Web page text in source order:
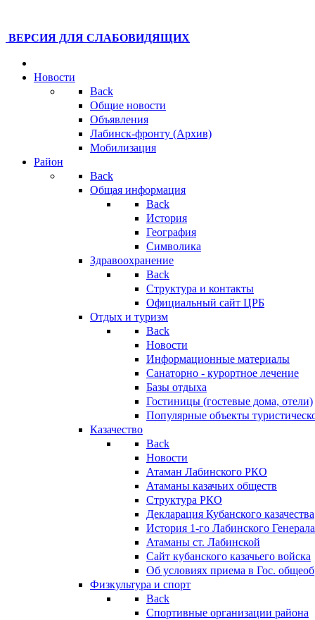
ВЕРСИЯ ДЛЯ СЛАБОВИДЯЩИХ
Новости
Back
Общие новости
Объявления
Лабинск-фронту (Архив)
Мобилизация
Район
Back
Общая информация
Back
История
География
Символика
Здравоохранение
Back
Структура и контакты
Официальный сайт ЦРБ
Отдых и туризм
Back
Новости
Информационные материалы
Санаторно - курортное лечение
Базы отдыха
Гостиницы (гостевые дома, отели)
Популярные объекты
Казачество
Back
Новости
Атаман Лабинского РКО
Атаманы казачьих обществ
Структура РКО
Декларация Кубанского казачества
История 1-го Лабинского
Атаманы ст. Лабинской
Cайт кубанского казачьего войска
Об условиях приема в Гос.
Физкультура и спорт
Back
Спортивные организации района